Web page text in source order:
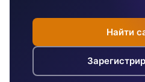
Найти